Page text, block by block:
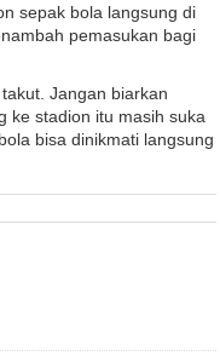
sepak bola langsung di
pemasukan bagi
Jangan biarkan
ke stadion itu masih suka
bisa dinikmati langsung